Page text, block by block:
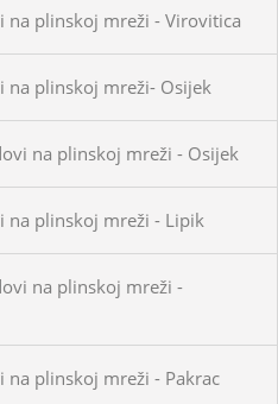
plinskoj mreži - Virovitica
na plinskoj mreži- Osijek
na plinskoj mreži - Osijek
na plinskoj mreži - Lipik
na plinskoj mreži -
plinskoj mreži - Pakrac